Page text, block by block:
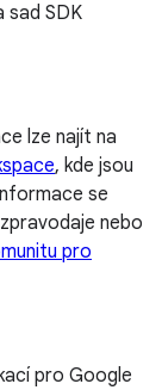
sad SDK
lze najít na
, kde jsou
se
nebo
pro
pro Google